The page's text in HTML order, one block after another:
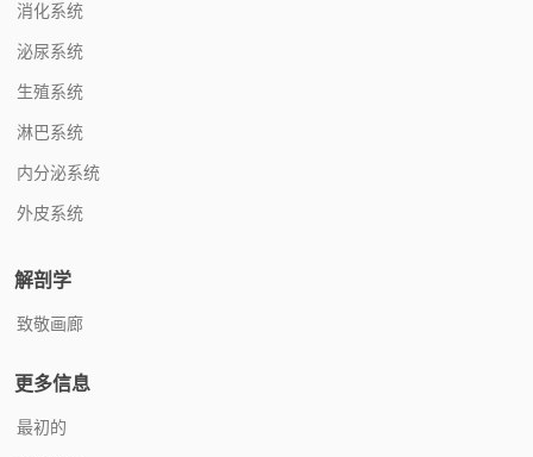
消化系统
泌尿系统
生殖系统
淋巴系统
内分泌系统
外皮系统
解剖学
致敬画廊
更多信息
最初的